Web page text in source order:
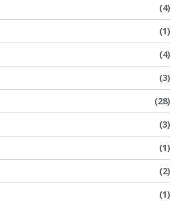
(4)
(1)
(4)
(3)
(28)
(3)
(1)
(2)
(1)